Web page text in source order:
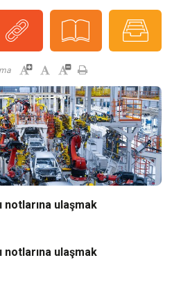
notlarına ulaşmak
notlarına ulaşmak